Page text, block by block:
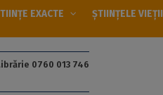
EXACTE ȘTIINȚELE
0760 013 746